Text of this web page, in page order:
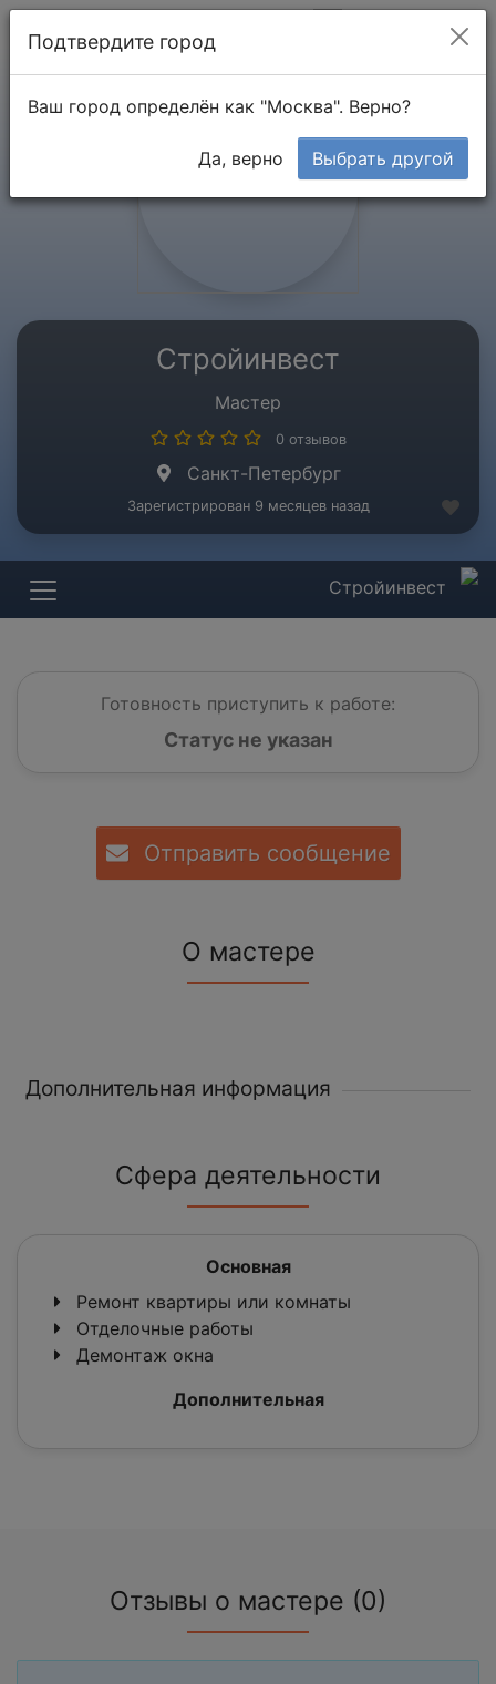
Стройинвест
Мастер
0 отзывов
Санкт-Петербург
Зарегистрирован 9 месяцев назад
Стройинвест
Готовность приступить к работе:
Статус не указан
Отправить сообщение
О мастере
Дополнительная информация
Сфера деятельности
Основная
Ремонт квартиры или комнаты
Отделочные работы
Демонтаж окна
Дополнительная
Отзывы о мастере (0)
Подтвердите город
Ваш город определён как "Москва". Верно?
Да, верно Выбрать другой